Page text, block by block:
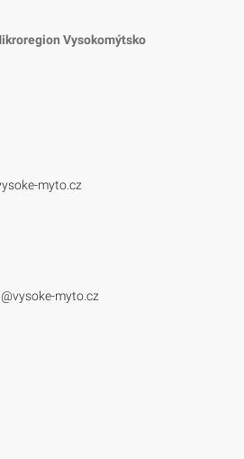
Vysokomýtsko
myto.cz
myto.cz